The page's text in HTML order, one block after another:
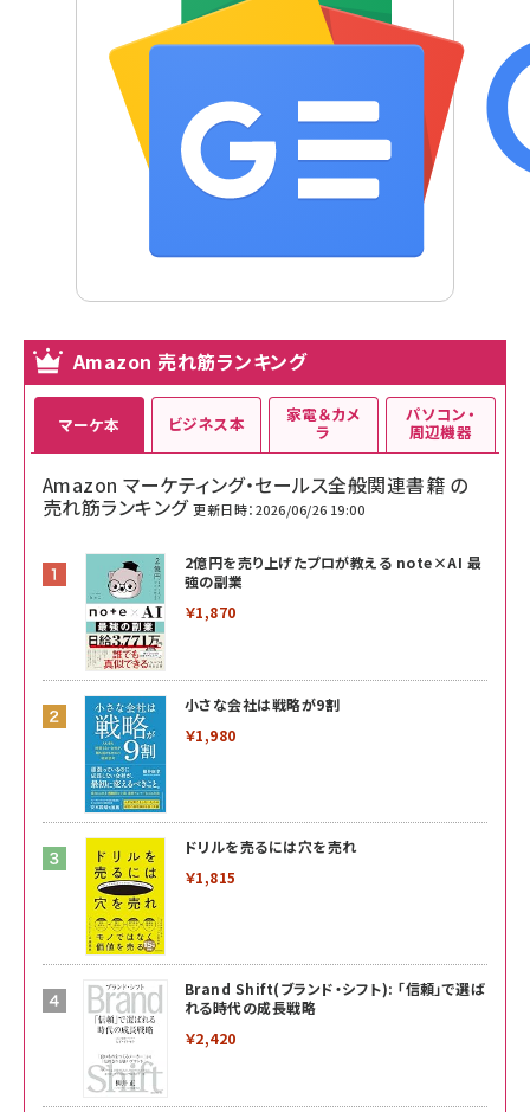
Amazon 売れ筋ランキング
マーケ本
Amazon マーケティング・セールス全般関連書籍 の
売れ筋ランキング 更新日時：2026/06/26 19:00
2億円を売り上げたプロが教える note×AI 最
強の副業
￥1,870
小さな会社は戦略が9割
￥1,980
ドリルを売るには穴を売れ
￥1,815
Brand Shift(ブランド・シフト): 「信頼」で選ば
れる時代の成長戦略
￥2,420
ビジネス本 家電＆カメ
ラ
パソコン・
周辺機器